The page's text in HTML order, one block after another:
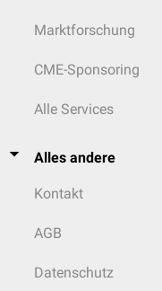
Marktforschung
CME-Sponsoring
Alle Services
Alles andere
Kontakt
AGB
Datenschutz